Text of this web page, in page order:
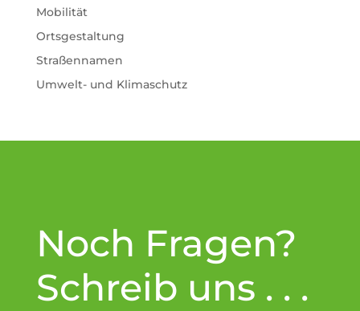
Mobilität
Ortsgestaltung
Straßennamen
Umwelt- und Klimaschutz
Noch Fragen?
Schreib uns . . .